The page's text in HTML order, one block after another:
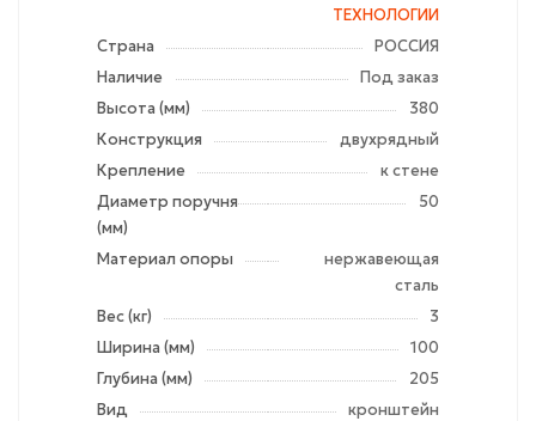
ТЕХНОЛОГИИ
Страна
РОССИЯ
Наличие
Под заказ
Высота (мм)
380
Конструкция
двухрядный
Крепление
к стене
Диаметр поручня
(мм)
50
Материал опоры
нержавеющая
сталь
Вес (кг)
3
Ширина (мм)
100
Глубина (мм)
205
Вид
кронштейн